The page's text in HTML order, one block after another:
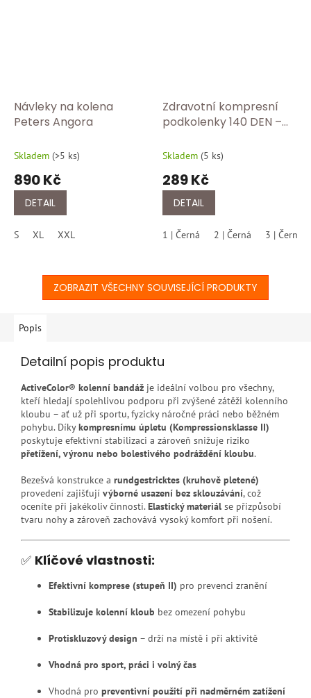
Návleky na kolena
Peters Angora
Skladem (>5 ks)
890 Kč
DETAIL
S XL XXL
Zdravotní kompresní
podkolenky 140 DEN –
nohy/černa
Skladem (5 ks)
289 Kč
DETAIL
1 | Černá 2 | Černá 3 | Černá
ZOBRAZIT VŠECHNY SOUVISEJÍCÍ PRODUKTY
Popis
Detailní popis produktu
ActiveColor® kolenní bandáž je ideální volbou pro všechny,
kteří hledají spolehlivou podporu při zvýšené zátěži kolenního
kloubu – ať už při sportu, fyzicky náročné práci nebo běžném
pohybu. Díkykompresnímu úpletu (Kompressionsklasse II)
poskytuje efektivní stabilizaci a zároveň snižuje riziko
přetížení, výronu nebo bolestivého podráždění kloubu.
Bezešvá konstrukce a rundgestricktes (kruhově pletené)
provedení zajišťují výborné usazení bez sklouzávání, což
oceníte při jakékoliv činnosti.Elastický materiál se přizpůsobí
tvaru nohy a zároveň zachovává vysoký komfort při nošení.
✅ Klíčové vlastnosti:
Efektivní komprese (stupeň II) pro prevenci zranění
Stabilizuje kolenní kloub bez omezení pohybu
Protiskluzový design – drží na místě i při aktivitě
Vhodná pro sport, práci i volný čas
Vhodná pro preventivní použití při nadměrném zatížení